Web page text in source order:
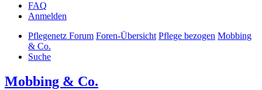
FAQ
Anmelden
Pflegenetz Forum Foren-Übersicht Pflege bezogen Mobbing
& Co.
Suche
Mobbing & Co.